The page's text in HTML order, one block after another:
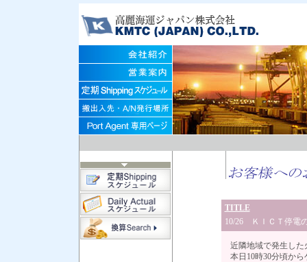
TITLE
10/26 ＫＩＣＴ停電
近隣地域で発生し
本日10時30分頃か